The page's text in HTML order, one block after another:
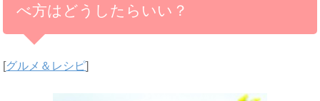
べ方はどうしたらいい？
[グルメ＆レシピ]